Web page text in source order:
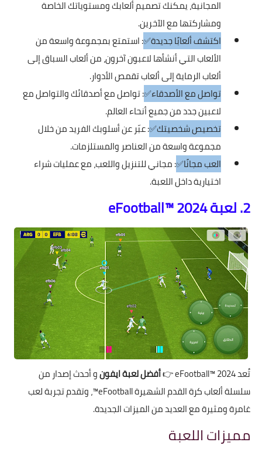
المجانية، يمكنك تصميم ألعابك ومستوياتك الخاصة
ومشاركتها مع الآخرين.
اكتشف ألعابًا جديدة✅: استمتع بمجموعة واسعة من
الألعاب التي أنشأها لاعبون آخرون، من ألعاب السباق إلى
ألعاب الرماية إلى ألعاب تقمص الأدوار.
تواصل مع الأصدقاء✅: تواصل مع أصدقائك والتواصل مع
لاعبين جدد من جميع أنحاء العالم.
تخصيص شخصيتك✅: عبّر عن أسلوبك الفريد من خلال
مجموعة واسعة من العناصر والمستلزمات.
العب مجانًا✅: مجاني للتنزيل واللعب، مع عمليات شراء
اختيارية داخل اللعبة.
2. لعبة eFootball™ 2024
تُعدeFootball™ 2024
👉أفضل لعبة ايفونو أحدث إصدار من
سلسلة ألعاب كرة القدم الشهيرة eFootball™، وتقدم تجربة لعب
غامرة ومثيرة مع العديد من الميزات الجديدة.
مميزات اللعبة